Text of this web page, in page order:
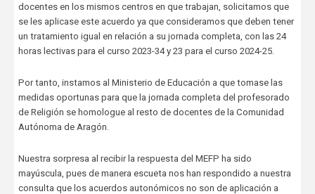
docentes en los mismos centros en que trabajan, solicitamos que
se les aplicase este acuerdo ya que consideramos que deben tener
un tratamiento igual en relación a su jornada completa, con las 24
horas lectivas para el curso 2023-34 y 23 para el curso 2024-25.
Por tanto, instamos al Ministerio de Educación a que tomase las
medidas oportunas para que la jornada completa del profesorado
de Religión se homologue al resto de docentes de la Comunidad
Autónoma de Aragón.
Nuestra sorpresa al recibir la respuesta del MEFP ha sido
mayúscula, pues de manera escueta nos han respondido a nuestra
consulta que los acuerdos autonómicos no son de aplicación a